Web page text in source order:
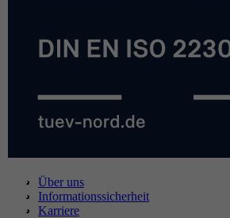
Über uns
Informationssicherheit
Karriere